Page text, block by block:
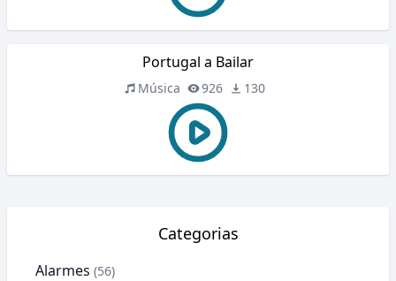
Portugal a Bailar
Música 926 130
Categorias
Alarmes (56)